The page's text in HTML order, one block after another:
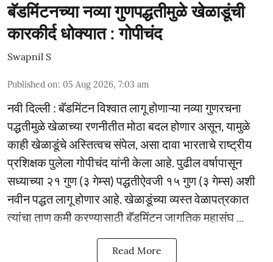
बॅडमिंटनच्या नव्या गुणपद्धतीमुळे खेळाडूंची
कारकीर्द धोक्यात : गोपीचंद
Swapnil S
Published on: 05 Aug 2026, 7:03 am
नवी दिल्ली : बॅडमिंटन विश्वात लागू होणाऱ्या नव्या गुणरचना
पद्धतीमुळे खेळाच्या रणनीतीत मोठा बदल होणार असून, यामुळे
काही खेळाडूंचे अस्तित्वच संपेल, असा दावा भारताचे राष्ट्रीय
प्रशिक्षक पुलेला गोपीचंद यांनी केला आहे. पुढील वर्षापासून
सध्याच्या २१ गुण (३ गेम्स) पद्धतीऐवजी १५ गुण (३ गेम्स) अशी
नवीन पद्धत लागू होणार आहे. खेळाडूंच्या व्यस्त वेळापत्रकात
त्यांचा ताण कमी करण्यासाठी बॅडमिंटन जागतिक महासंघ ...
Read More